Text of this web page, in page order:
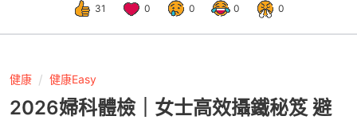
31 0 0 0 0
健康 健康Easy
2026婦科體檢｜女士高效攝鐵秘笈 避